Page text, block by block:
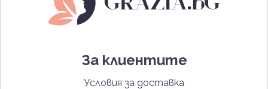
За клиентите
Условия за доставка